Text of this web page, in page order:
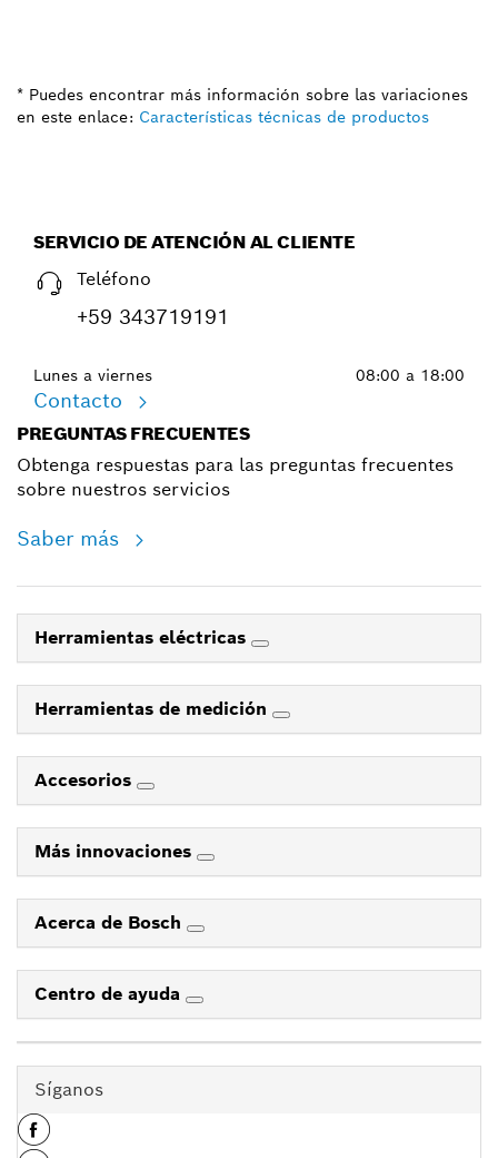
* Puedes encontrar más información sobre las variaciones
en este enlace: Características técnicas de productos
SERVICIO DE ATENCIÓN AL CLIENTE
Teléfono
+59 343719191
Lunes a viernes 08:00 a 18:00
Contacto
PREGUNTAS FRECUENTES
Obtenga respuestas para las preguntas frecuentes
sobre nuestros servicios
Saber más
Herramientas eléctricas
Herramientas de medición
Accesorios
Más innovaciones
Acerca de Bosch
Centro de ayuda
Síganos